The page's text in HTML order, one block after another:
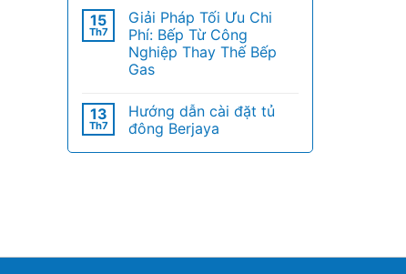
15
Th7
Giải Pháp Tối Ưu Chi
Phí: Bếp Từ Công
Nghiệp Thay Thế Bếp
Gas
13
Th7
Hướng dẫn cài đặt tủ
đông Berjaya